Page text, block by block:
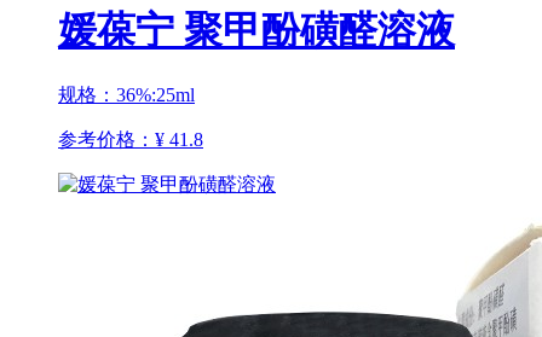
媛葆宁 聚甲酚磺醛溶液
规格：36%:25ml
参考价格： ¥ 41.8